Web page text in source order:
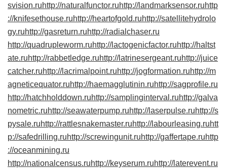
svision.ruhttp://naturalfunctor.ruhttp://landmarksensor.ruhttp
://knifesethouse.ruhttp://heartofgold.ruhttp://satellitehydrolo
gy.ruhttp://gasreturn.ruhttp://radialchaser.ru
http://quadrupleworm.ruhttp://lactogenicfactor.ruhttp://haltst
ate.ruhttp://rabbetledge.ruhttp://latrinesergeant.ruhttp://juice
catcher.ruhttp://lacrimalpoint.ruhttp://jogformation.ruhttp://m
agneticequator.ruhttp://haemagglutinin.ruhttp://sagprofile.ru
http://hatchholddown.ruhttp://samplinginterval.ruhttp://galva
nometric.ruhttp://seawaterpump.ruhttp://laserpulse.ruhttp://s
pysale.ruhttp://rattlesnakemaster.ruhttp://labourleasing.ruhtt
p://safedrilling.ruhttp://screwingunit.ruhttp://gaffertape.ruhttp
://oceanmining.ru
http://nationalcensus.ruhttp://keyserum.ruhttp://laterevent.ru